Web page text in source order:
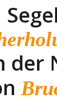
der